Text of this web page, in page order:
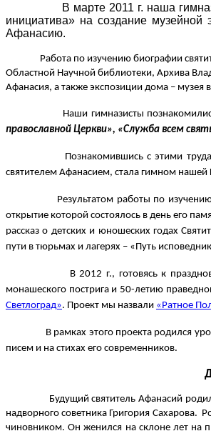
В марте 2011 г. наша
инициатива» на создание
Афанасию.
Работа по изучению биографии
Областной Научной библиотеки, Архива
Афанасия, а также экспозиции дома – музея
Наши гимназисты
православной Церкви», «Служба всем
Познакомившись с этими
святителем Афанасием, стала гимном нашей
Результатом работы по
открытие которой состоялось в день его
рассказ о детских и юношеских годах
пути в тюрьмах и лагерях – «Путь
В 2012 г., готовясь к
монашеского пострига и 50-летию
Светлоград». Проект мы назвали «Ратное
В рамках этого проекта родился
писем и на стихах его современников.
Будущий святитель Афанасий
надворного советника Григория Сахарова.
чиновником. Он женился на склоне лет на